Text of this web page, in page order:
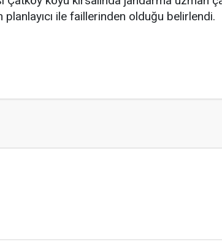
planlayıcı ile faillerinden olduğu belirlendi.